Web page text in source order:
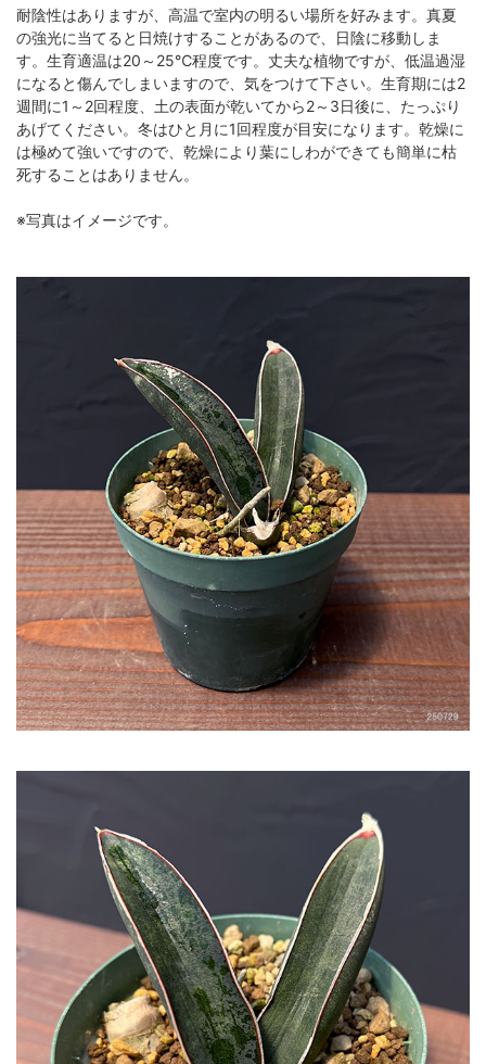
耐陰性はありますが、高温で室内の明るい場所を好みます。真夏
の強光に当てると日焼けすることがあるので、日陰に移動しま
す。生育適温は20～25℃程度です。丈夫な植物ですが、低温過湿
になると傷んでしまいますので、気をつけて下さい。生育期には2
週間に1～2回程度、土の表面が乾いてから2～3日後に、たっぷり
あげてください。冬はひと月に1回程度が目安になります。乾燥に
は極めて強いですので、乾燥により葉にしわができても簡単に枯
死することはありません。
※写真はイメージです。